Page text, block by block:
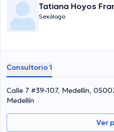
Tatiana Hoyos
Sexólogo
Consultorio 1
Calle 7 #39-107, Medellín,
Medellín
Ver